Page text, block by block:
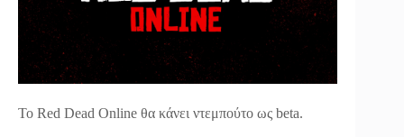
Το Red Dead Online θα κάνει ντεμπούτο ως beta.